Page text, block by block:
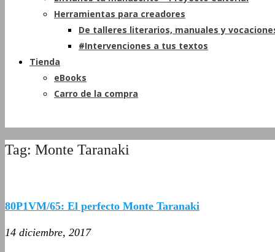
Herramientas para creadores
De talleres literarios, manuales y
#Intervenciones a tus textos
Tienda
eBooks
Carro de la compra
Tag: Monte Taranaki
80P1VM/65: El perfecto Monte Taranaki
14 diciembre, 2017